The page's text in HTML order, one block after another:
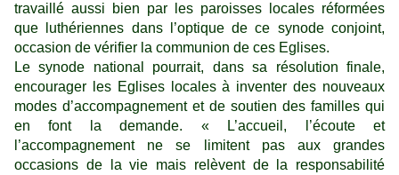
travaillé aussi bien par les paroisses locales réformées
que luthériennes dans l’optique de ce synode conjoint,
occasion de vérifier la communion de ces Eglises.
Le synode national pourrait, dans sa résolution finale,
encourager les Eglises locales à inventer des nouveaux
modes d’accompagnement et de soutien des familles qui
en font la demande. « L’accueil, l’écoute et
l’accompagnement ne se limitent pas aux grandes
occasions de la vie mais relèvent de la responsabilité